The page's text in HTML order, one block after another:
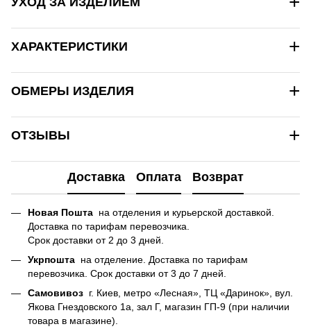
ХАРАКТЕРИСТИКИ +
ОБМЕРЫ ИЗДЕЛИЯ +
ОТЗЫВЫ +
Доставка Оплата Возврат
Новая Пошта на отделения и курьерской доставкой.
Доставка по тарифам перевозчика.
Срок доставки от 2 до 3 дней.
Укрпошта на отделение. Доставка по тарифам
перевозчика. Срок доставки от 3 до 7 дней.
Самовивоз г. Киев, метро «Лесная», ТЦ «Даринок», вул.
Якова Гнездовского 1а, зал Г, магазин ГП-9 (при наличии
товара в магазине).